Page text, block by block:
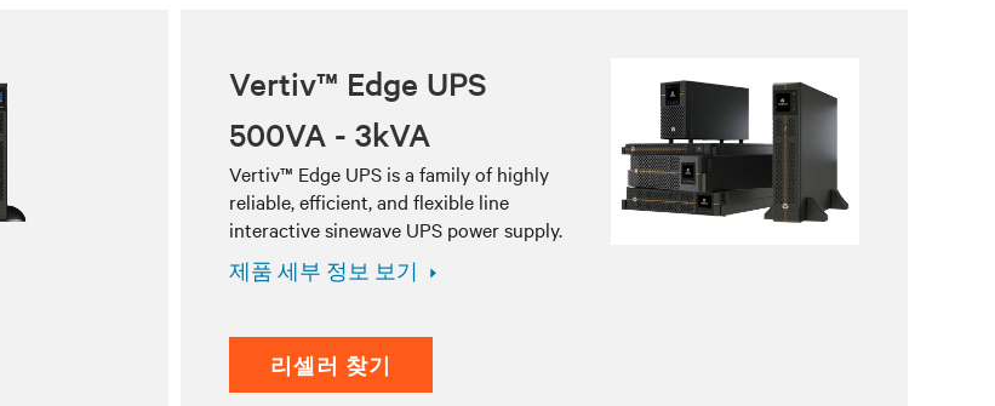
Vertiv™ Edge UPS
500VA - 3kVA
Vertiv™ Edge UPS is a family of highly
reliable, efficient, and flexible line
interactive sinewave UPS power supply.
제품 세부 정보 보기
리셀러 찾기